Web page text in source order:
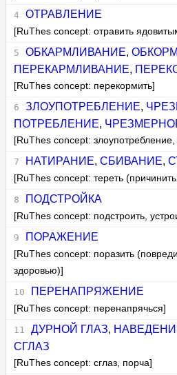
ОТРАВЛЕНИЕ
[RuThes concept: отравить
ОБКАРМЛИВАНИЕ, ОБКОРМ
ПЕРЕКАРМЛИВАНИЕ,
[RuThes concept: перекормить]
ЗЛОУПОТРЕБЛЕНИЕ,
ПОТРЕБЛЕНИЕ,
[RuThes concept:
НАТИРАНИЕ, СБИВАНИЕ,
[RuThes concept: тереть
ПОДСТРОЙКА
[RuThes concept: подстроить,
ПОРАЖЕНИЕ
[RuThes concept: поразить
здоровью)]
ПЕРЕНАПРЯЖЕНИЕ
[RuThes concept: перенапрячься]
ДУРНОЙ ГЛАЗ,
СГЛАЗ
[RuThes concept: сглаз, порча]